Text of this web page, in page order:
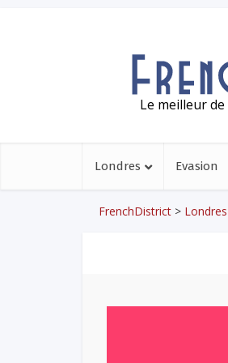
Le meilleur de
Londres Evasion
FrenchDistrict > Londres